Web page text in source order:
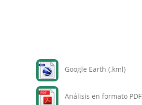
Google Earth (.kml)
Análisis en formato PDF